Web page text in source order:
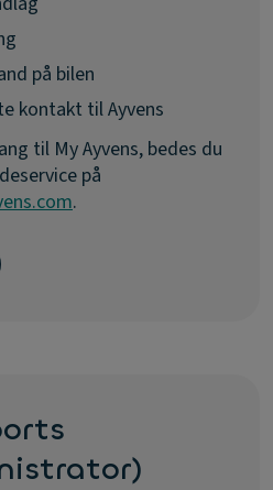
på bilen
kontakt til Ayvens
til My Ayvens, bedes du
på
.